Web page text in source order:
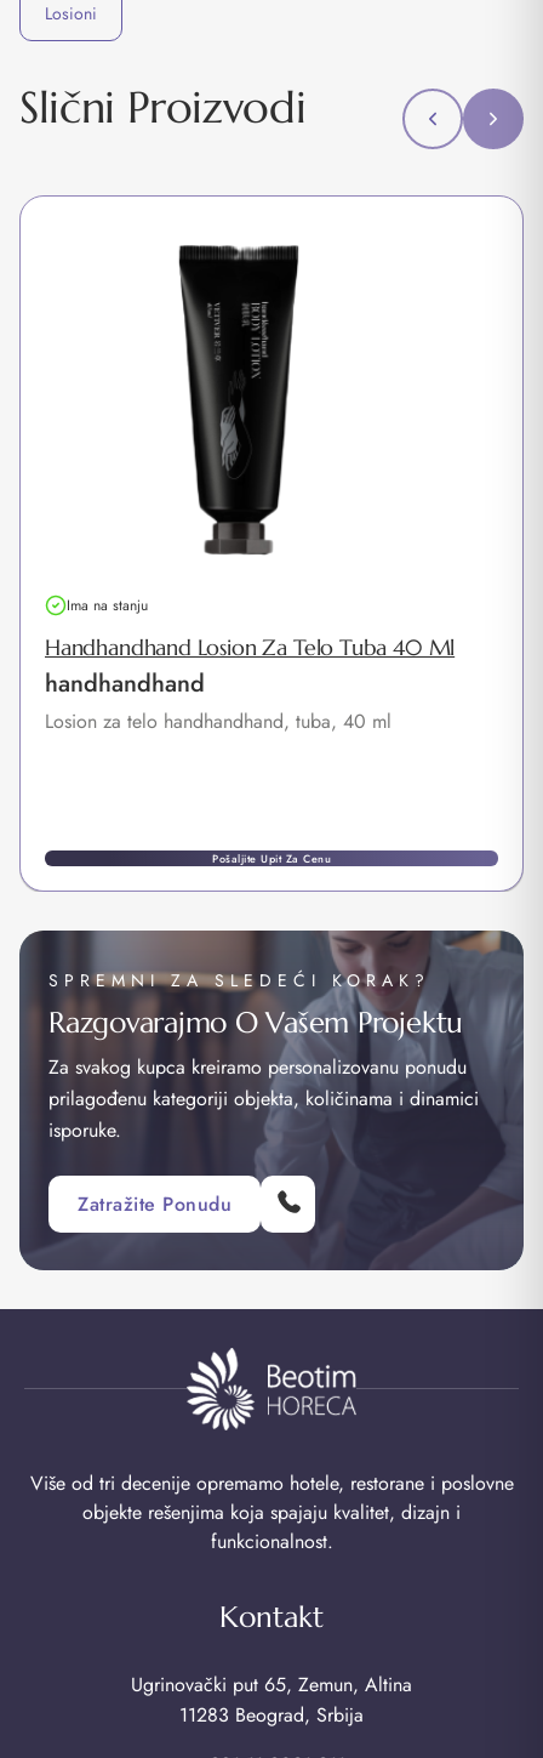
Losioni
Slični Proizvodi
Ima na stanju
Handhandhand Losion Za Telo Tuba 40 Ml
handhandhand
Losion za telo handhandhand, tuba, 40 ml
Pošaljite Upit Za Cenu
SPREMNI ZA SLEDEĆI KORAK?
Razgovarajmo O Vašem Projektu
Za svakog kupca kreiramo personalizovanu ponudu
prilagođenu kategoriji objekta, količinama i dinamici
isporuke.
Zatražite Ponudu
Više od tri decenije opremamo hotele, restorane i poslovne
objekte rešenjima koja spajaju kvalitet, dizajn i
funkcionalnost.
Kontakt
Ugrinovački put 65, Zemun, Altina
11283 Beograd, Srbija